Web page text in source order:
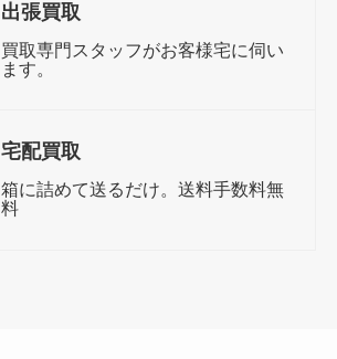
出張買取
買取専門スタッフがお客様宅に伺い
ます。
宅配買取
箱に詰めて送るだけ。送料手数料無
料